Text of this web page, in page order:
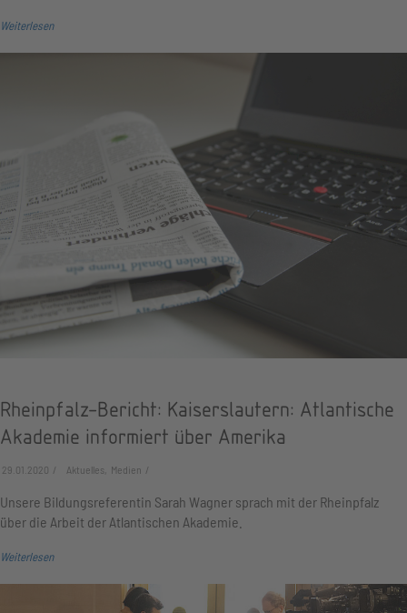
Weiterlesen
Rheinpfalz-Bericht: Kaiserslautern: Atlantische
Akademie informiert über Amerika
29.01.2020 Aktuelles, Medien
Unsere Bildungsreferentin Sarah Wagner sprach mit der Rheinpfalz
über die Arbeit der Atlantischen Akademie.
Weiterlesen